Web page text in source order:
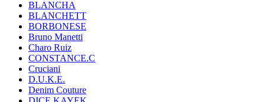
BLANCHA
BLANCHETT
BORBONESE
Bruno Manetti
Charo Ruiz
CONSTANCE.C
Cruciani
D.U.K.E.
Denim Couture